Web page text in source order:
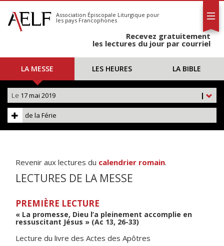
S'abonner
Calendrier
Association Épiscopale Liturgique pour
les pays Francophones
Recevez gratuitement
les lectures du jour par courriel
LA MESSE LES HEURES LA BIBLE
|
Le 17 mai 2019
de la Férie
Revenir aux lectures du calendrier romain.
LECTURES DE LA MESSE
PREMIÈRE LECTURE
« La promesse, Dieu l’a pleinement accomplie en
ressuscitant Jésus » (Ac 13, 26-33)
Lecture du livre des Actes des Apôtres